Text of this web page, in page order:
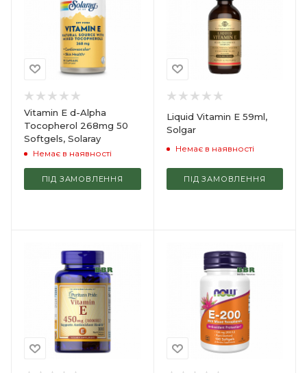
Vitamin E d-Alpha
Tocopherol 268mg 50
Softgels, Solaray
Немає в наявності
ПІД ЗАМОВЛЕННЯ
Liquid Vitamin E 59ml,
Solgar
Немає в наявності
ПІД ЗАМОВЛЕННЯ